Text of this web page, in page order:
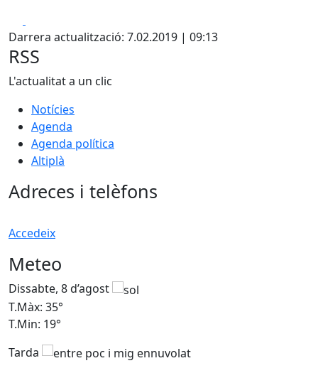
Darrera actualització: 7.02.2019 | 09:13
RSS
L'actualitat a un clic
Notícies
Agenda
Agenda política
Altiplà
Adreces i telèfons
Accedeix
Meteo
Dissabte, 8 d’agost
T.Màx: 35°
T.Min: 19°
Tarda